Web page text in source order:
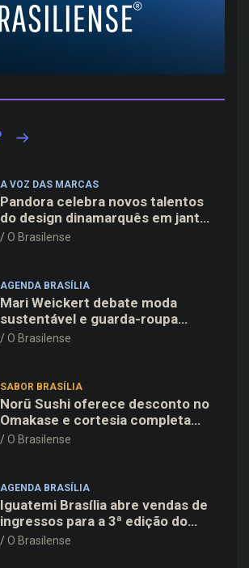
A VOZ DAS MARCAS
Pandora celebra novos talentos
do design dinamarquês em jantar
exclusivo no restaurante Daphne
O Brasilense
AGENDA BRASÍLIA
Mari Weickert debate moda
sustentável e guarda-roupa
inteligente no ParkShopping
O Brasilense
SABOR BRASÍLIA
Norū Sushi oferece desconto no
Omakase e cortesia completa
para os pais neste domingo
O Brasilense
AGENDA BRASÍLIA
Iguatemi Brasília abre vendas de
ingressos para a 3ª edição do
Cine Open Air
O Brasilense